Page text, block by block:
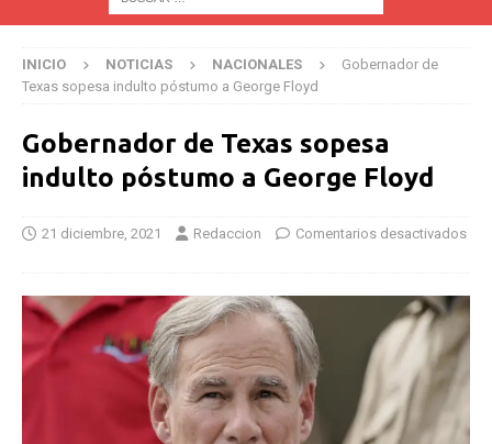
INICIO NOTICIAS NACIONALES
Gobernador de
Texas sopesa indulto póstumo a George Floyd
Gobernador de Texas sopesa
indulto póstumo a George Floyd
21 diciembre, 2021 Redaccion Comentarios desactivados